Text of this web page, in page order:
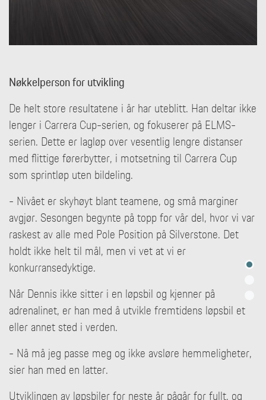
Nøkkelperson for utvikling
De helt store resultatene i år har uteblitt. Han deltar ikke
lenger i Carrera Cup-serien, og fokuserer på ELMS-
serien. Dette er lagløp over vesentlig lengre distanser
med flittige førerbytter, i motsetning til Carrera Cup
som sprintløp uten bildeling.
- Nivået er skyhøyt blant teamene, og små marginer
avgjør. Sesongen begynte på topp for vår del, hvor vi var
raskest av alle med Pole Position på Silverstone. Det
holdt ikke helt til mål, men vi vet at vi er
konkurransedyktige.
Når Dennis ikke sitter i en løpsbil og kjenner på
adrenalinet, er han med å utvikle fremtidens løpsbil et
eller annet sted i verden.
- Nå må jeg passe meg og ikke avsløre hemmeligheter,
sier han med en latter.
Utviklingen av løpsbiler for neste år pågår for fullt, og